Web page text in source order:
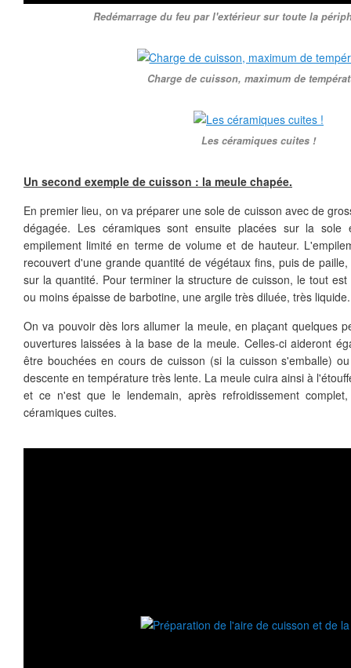
Redémarrage du feu par l'extérieur sur toute la
Charge de cuisson, maximum de
Les céramiques cuites !
Un second exemple de cuisson : la meule chapée.
En premier lieu, on va préparer une sole de cuisson avec de
dégagée. Les céramiques sont ensuite placées sur la
empilement limité en terme de volume et de hauteur.
recouvert d'une grande quantité de végétaux fins, puis de
sur la quantité. Pour terminer la structure de cuisson, le tout
ou moins épaisse de barbotine, une argile très diluée, très liquide.
On va pouvoir dès lors allumer la meule, en plaçant quelques
ouvertures laissées à la base de la meule. Celles-ci aideront
être bouchées en cours de cuisson (si la cuisson s'emballe)
descente en température très lente. La meule cuira ainsi à
et ce n'est que le lendemain, après refroidissement
céramiques cuites.